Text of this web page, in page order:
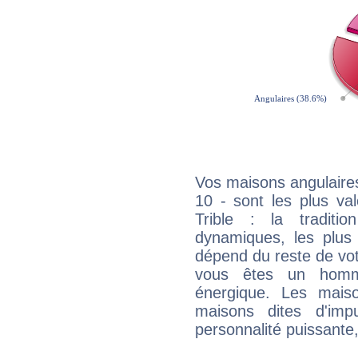
Vos maisons
10 - sont les plus
Trible : la
dynamiques, les
dépend du reste de
vous êtes un
énergique. Les
maisons dites
personnalité